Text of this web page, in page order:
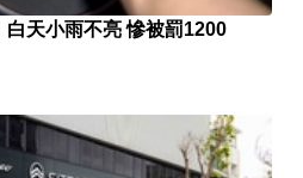
天小雨不亮 慘被罰1200